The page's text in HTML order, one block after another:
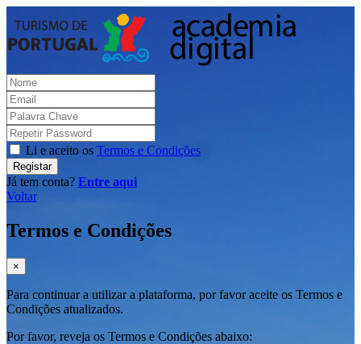
Li e aceito os Termos e Condições
Registar
Já tem conta? Entre aqui
Voltar
Termos e Condições
×
Para continuar a utilizar a plataforma, por favor aceite os Termos e
Condições atualizados.
Por favor, reveja os Termos e Condições abaixo: